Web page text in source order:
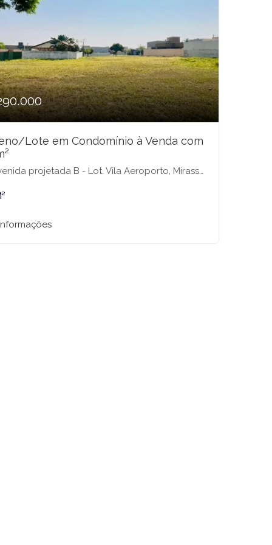
Lote em Condomínio à Venda com
projetada B - Lot. Vila Aeroporto, Mirassol - SP, 15136760, SN - Condomínio Residencial Terra Vista, Mirassol-SP